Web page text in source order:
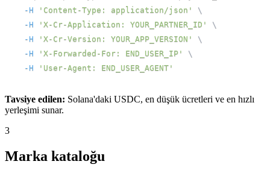
-H
'Content-Type: application/json'
\
-H
'X-Cr-Application: YOUR_PARTNER_ID'
\
-H
'X-Cr-Version: YOUR_APP_VERSION'
\
-H
'X-Forwarded-For: END_USER_IP'
\
-H
'User-Agent: END_USER_AGENT'
Tavsiye edilen: Solana'daki USDC, en düşük ücretleri ve en hızlı
yerleşimi sunar.
3
Marka kataloğu